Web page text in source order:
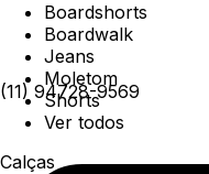
(11) 94728-9569
Boardshorts
Boardwalk
Jeans
Moletom
Shorts
Ver todos
Calças